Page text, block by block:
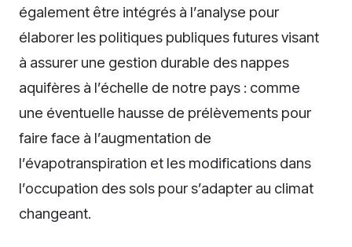
également être intégrés à l’analyse pour
élaborer les politiques publiques futures visant
à assurer une gestion durable des nappes
aquifères à l’échelle de notre pays : comme
une éventuelle hausse de prélèvements pour
faire face à l’augmentation de
l’évapotranspiration et les modifications dans
l’occupation des sols pour s’adapter au climat
changeant.